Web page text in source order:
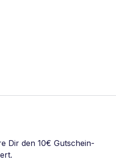
Dir den 10€ Gutschein-